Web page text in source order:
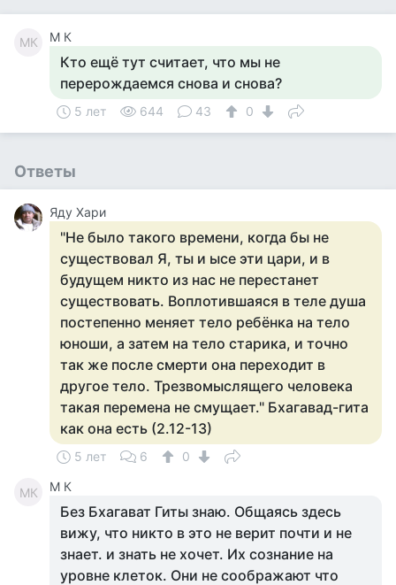
MК M К
Кто ещё тут считает, что мы не
перерождаемся снова и снова?
5 лет 644 43 0
Ответы
Яду Хари
"Не было такого времени, когда бы не
существовал Я, ты и ысе эти цари, и в
будущем никто из нас не перестанет
существовать. Воплотившаяся в теле душа
постепенно меняет тело ребёнка на тело
юноши, а затем на тело старика, и точно
так же после смерти она переходит в
другое тело. Трезвомыслящего человека
такая перемена не смущает." Бхагавад-гита
как она есть (2.12-13)
5 лет 6 0
MК M К
Без Бхагават Гиты знаю. Общаясь здесь
вижу, что никто в это не верит почти и не
знает. и знать не хочет. Их сознание на
уровне клеток. Они не соображают что